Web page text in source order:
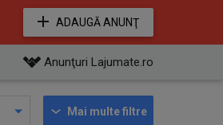
ADAUGĂ ANUNŢ
Anunţuri Lajumate.ro
Mai multe filtre